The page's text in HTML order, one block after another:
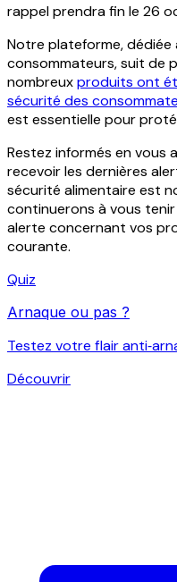
rappel prendra fin le 26
Notre plateforme, dédiée
consommateurs, suit de
nombreuxproduits ont
sécurité des
est essentielle pour
Restez informés en vous
recevoir les dernières
sécurité alimentaire est
continuerons à vous
alerte concernant vos
courante.
Quiz
Arnaque ou pas ?
Testez votre flair
Découvrir